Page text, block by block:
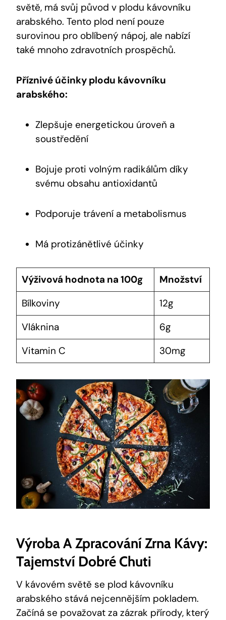
světě, má svůj původ v plodu kávovníku
arabského. Tento plod není pouze
surovinou pro oblíbený nápoj, ale nabízí
také mnoho zdravotních prospěchů.
Příznivé účinky plodu kávovníku
arabského:
Zlepšuje energetickou úroveň a
soustředění
Bojuje proti volným radikálům díky
svému obsahu antioxidantů
Podporuje trávení a metabolismus
Má protizánětlivé účinky
Výživová hodnota na 100g
Množství
Bílkoviny
12g
Vláknina
6g
Vitamin C
30mg
Výroba A Zpracování Zrna Kávy:
Tajemství Dobré Chuti
V kávovém světě se plod kávovníku
arabského stává nejcennějším pokladem.
Začíná se považovat za zázrak přírody, který